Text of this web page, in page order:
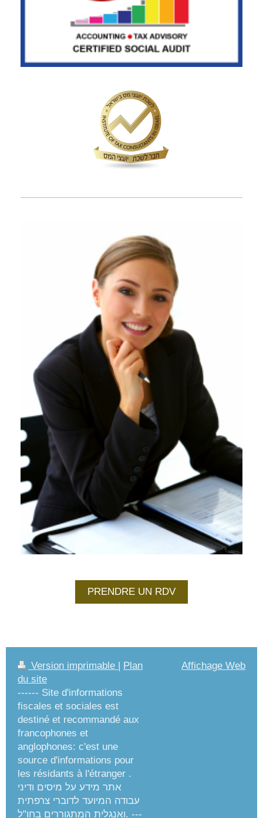
PRENDRE UN RDV
Version imprimable | Plan
du site
------ Site d'informations
fiscales et sociales est
destiné et recommandé aux
francophones et
anglophones: c'est une
source d'informations pour
les résidants à l'étranger .
אתר מידע על מיסים ודיני
עבודה המיועד לדוברי צרפתית
ואנגלית המתגוררים בחו"ל. ---
Affichage Web